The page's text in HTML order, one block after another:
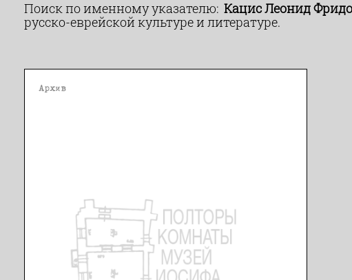
Поиск по именному указателю: Кацис Леонид
русско-еврейской культуре и литературе.
Архив